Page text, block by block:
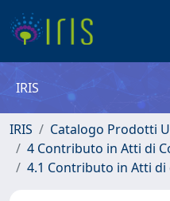
IRIS
IRIS
Catalogo Prodotti
4 Contributo in Atti di
4.1 Contributo in Atti di